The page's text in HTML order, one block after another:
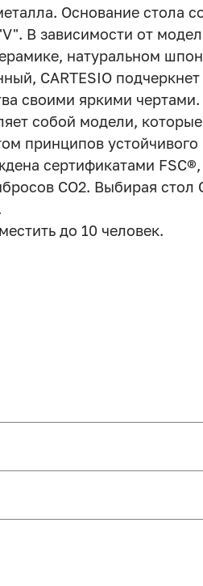
Основание стола
В зависимости от
натуральном
CARTESIO
своими яркими чертами.
собой модели,
принципов устойчивого
сертификатами
CO2. Выбирая стол
до 10 человек.